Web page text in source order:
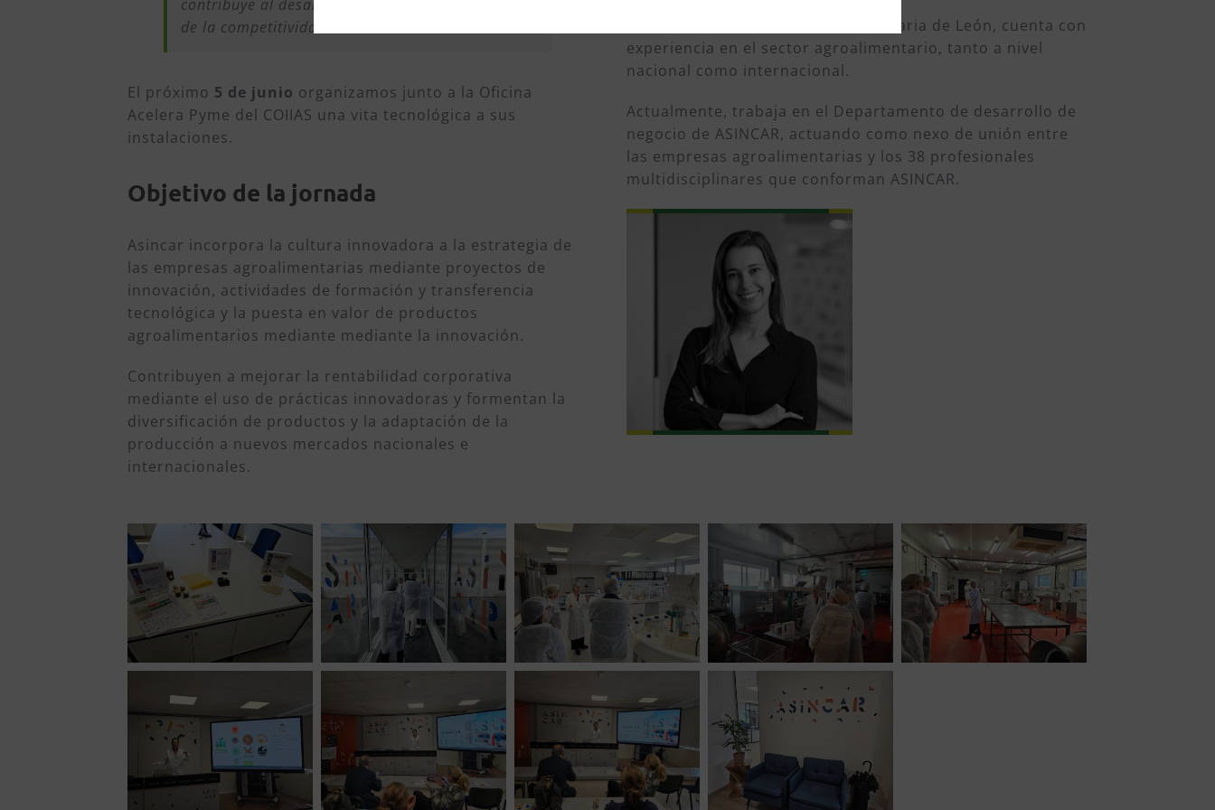
contribuye al desarrollo empresarial y la mejora
de la competitividad del sector.
El próximo 5 de junio organizamos junto a la Oficina
Acelera Pyme del COIIAS una vita tecnológica a sus
instalaciones.
Objetivo de la jornada
Asincar incorpora la cultura innovadora a la estrategia de
las empresas agroalimentarias mediante proyectos de
innovación, actividades de formación y transferencia
tecnológica y la puesta en valor de productos
agroalimentarios mediante mediante la innovación.
Contribuyen a mejorar la rentabilidad corporativa
mediante el uso de prácticas innovadoras y formentan la
diversificación de productos y la adaptación de la
producción a nuevos mercados nacionales e
internacionales.
Graduada en la Facultad de Veterinaria de León, cuenta con
experiencia en el sector agroalimentario, tanto a nivel
nacional como internacional.
Actualmente, trabaja en el Departamento de desarrollo de
negocio de ASINCAR, actuando como nexo de unión entre
las empresas agroalimentarias y los 38 profesionales
multidisciplinares que conforman ASINCAR.